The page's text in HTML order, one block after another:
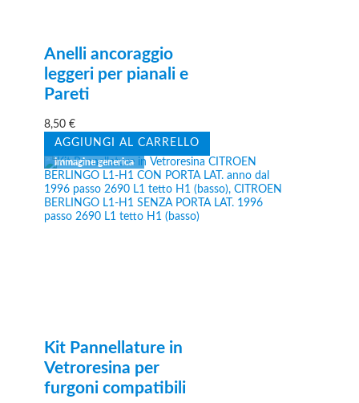
Anelli ancoraggio
leggeri per pianali e
Pareti
8,50€
AGGIUNGI AL CARRELLO
Kit Pannellature in
Vetroresina per
furgoni compatibili